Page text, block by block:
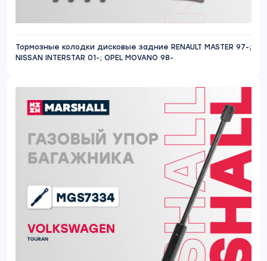
Тормозные колодки дисковые задние RENAULT MASTER 97-;
NISSAN INTERSTAR 01-; OPEL MOVANO 98-